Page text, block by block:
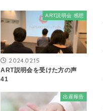
ART説明会 感想
2024.02.15
ART説明会を受けた方の声
41
出産報告